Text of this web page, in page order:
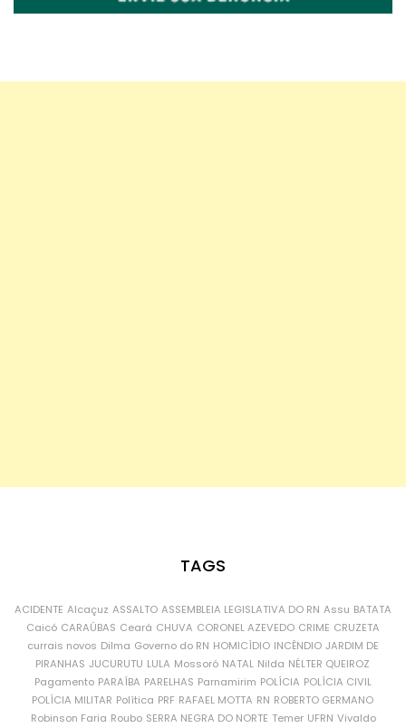
TAGS
ACIDENTE Alcaçuz ASSALTO ASSEMBLEIA LEGISLATIVA DO RN Assu BATATA
Caicó CARAÚBAS Ceará CHUVA CORONEL AZEVEDO CRIME CRUZETA
currais novos Dilma Governo do RN HOMICÍDIO INCÊNDIO JARDIM DE
PIRANHAS JUCURUTU LULA Mossoró NATAL Nilda NÉLTER QUEIROZ
Pagamento PARAÍBA PARELHAS Parnamirim POLÍCIA POLÍCIA CIVIL
POLÍCIA MILITAR Política PRF RAFAEL MOTTA RN ROBERTO GERMANO
Robinson Faria Roubo SERRA NEGRA DO NORTE Temer UFRN Vivaldo